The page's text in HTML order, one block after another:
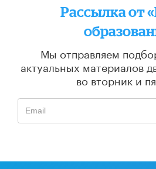
Рассылка от
Мы отправляем
актуальных материалов
во вторник и